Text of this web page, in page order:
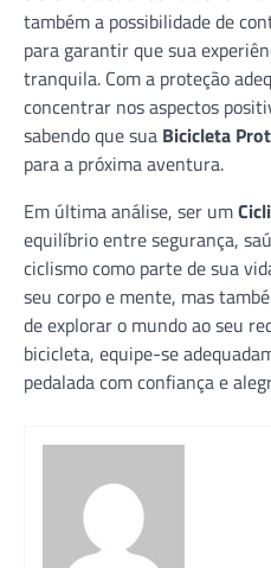
também a possibilidade de
para garantir que sua
tranquila. Com a proteção
concentrar nos aspectos
sabendo que sua Bicicleta
para a próxima aventura.
Em última análise, ser um
equilíbrio entre segurança,
ciclismo como parte de sua
seu corpo e mente, mas
de explorar o mundo ao seu
bicicleta, equipe-se
pedalada com confiança e